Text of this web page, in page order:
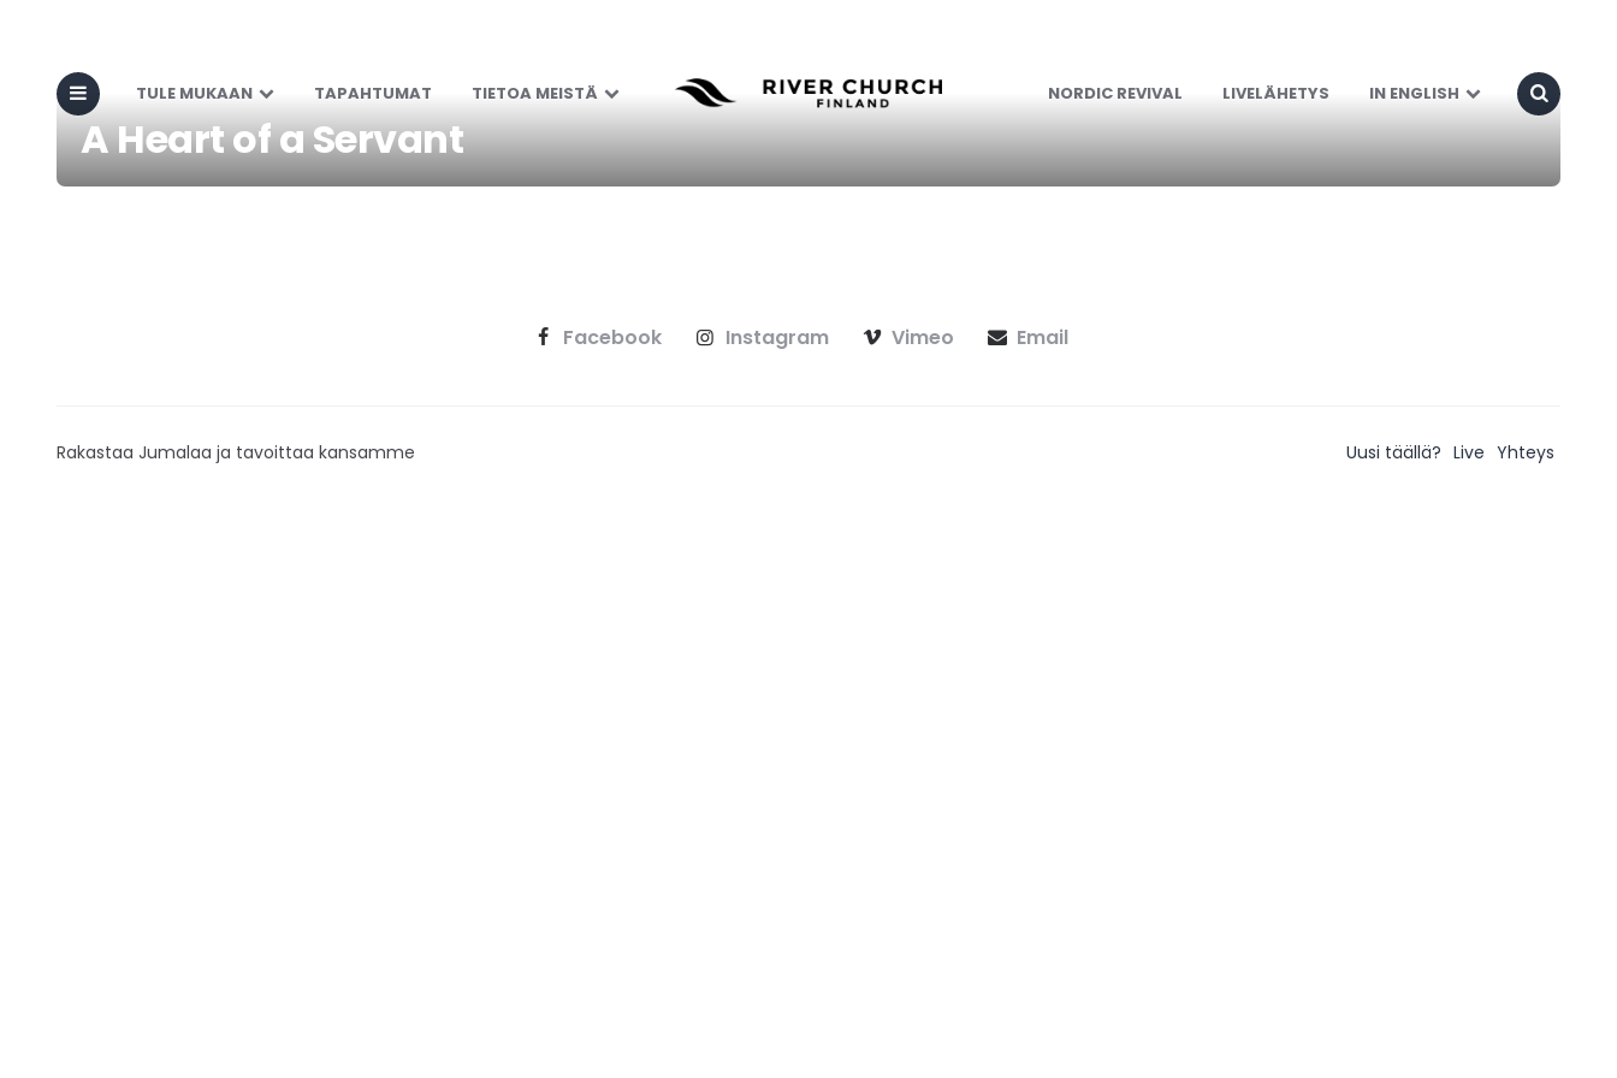
TULE MUKAAN TAPAHTUMAT TIETOA MEISTÄ NORDIC REVIVAL LIVELÄHETYS IN ENGLISH
A Heart of a Servant
Facebook Instagram Vimeo Email
Rakastaa Jumalaa ja tavoittaa kansamme Uusi täällä? Live Yhteys